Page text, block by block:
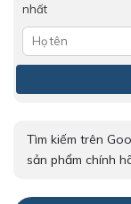
nhất
Tìm kiếm trên
sản phẩm chính